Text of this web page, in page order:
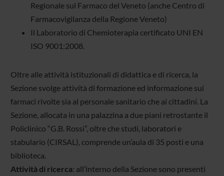
Regionale sul Farmaco del Veneto (anche Centro di
Farmacovigilanza della Regione Veneto)
Il Laboratorio di Chemioterapia certificato UNI EN
ISO 9001:2008.
Oltre alle attività istituzionali di didattica e di ricerca, la
Sezione svolge attività di formazione ed informazione sui
farmaci rivolte sia al personale sanitario che ai cittadini. La
Sezione, allocata in una palazzina a due piani retrostante il
Policlinico “G.B. Rossi”, oltre che studi, laboratori e
stabulario (CIRSAL), comprende un’aula di 35 posti e una
biblioteca.
Attività di ricerca: all’interno della Sezione sono presenti